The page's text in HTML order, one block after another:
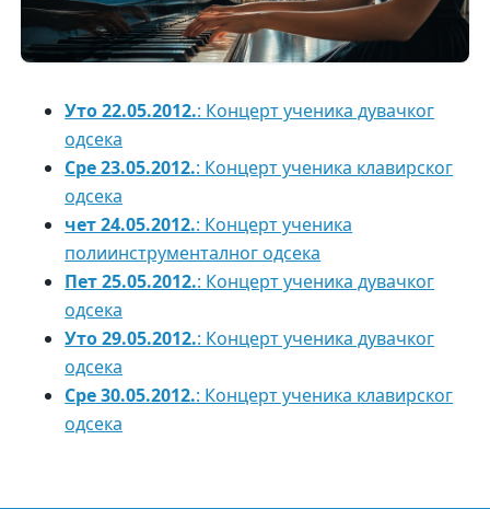
Уто 22.05.2012.: Концерт ученика дувачког
одсека
Сре 23.05.2012.: Концерт ученика клавирског
одсека
чет 24.05.2012.: Концерт ученика
полиинструменталног одсека
Пет 25.05.2012.: Концерт ученика дувачког
одсека
Уто 29.05.2012.: Концерт ученика дувачког
одсека
Сре 30.05.2012.: Концерт ученика клавирског
одсека